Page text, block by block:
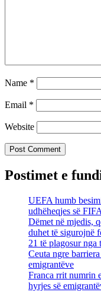
Name *
Email *
Website
Postimet e
UEFA humb
udhëheqjes së
Dëmet në mjedis,
duhet të sigurojnë
21 të plagosur
Ceuta ngre
emigrantëve
Franca rrit numrin
hyrjes së